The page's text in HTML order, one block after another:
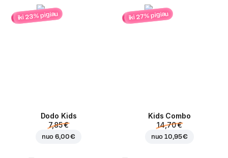
iki 23% pigiau
Dodo Kids
7,85 €
nuo6,00 €
iki 27% pigiau
Kids Combo
14,70 €
nuo10,95 €